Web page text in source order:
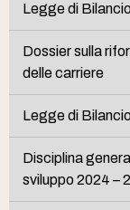
Legge di
Dossier sulla
delle carriere
Legge di
Disciplina
sviluppo 2024 –